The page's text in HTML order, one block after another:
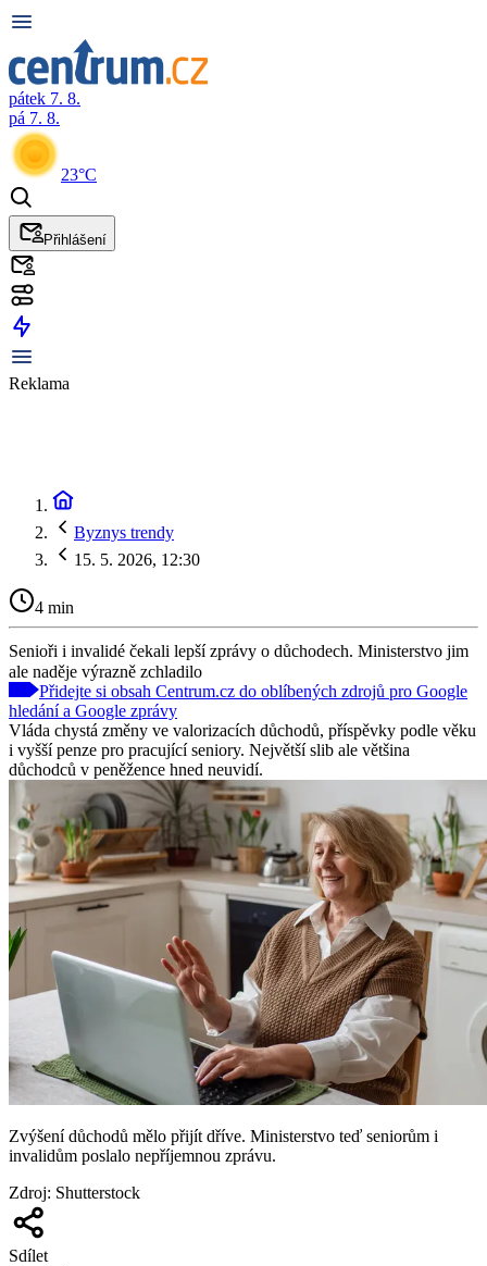
pátek 7. 8.
pá 7. 8.
23°C
Přihlášení
Reklama
Byznys trendy
15. 5. 2026, 12:30
4 min
Senioři i invalidé čekali lepší zprávy o důchodech. Ministerstvo jim
ale naděje výrazně zchladilo
Přidejte si obsah Centrum.cz do oblíbených zdrojů pro Google
hledání a Google zprávy
Vláda chystá změny ve valorizacích důchodů, příspěvky podle věku
i vyšší penze pro pracující seniory. Největší slib ale většina
důchodců v peněžence hned neuvidí.
Zvýšení důchodů mělo přijít dříve. Ministerstvo teď seniorům i
invalidům poslalo nepříjemnou zprávu.
Zdroj: Shutterstock
Sdílet